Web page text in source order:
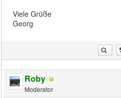
Viele Grüße
Georg
Roby
Moderator